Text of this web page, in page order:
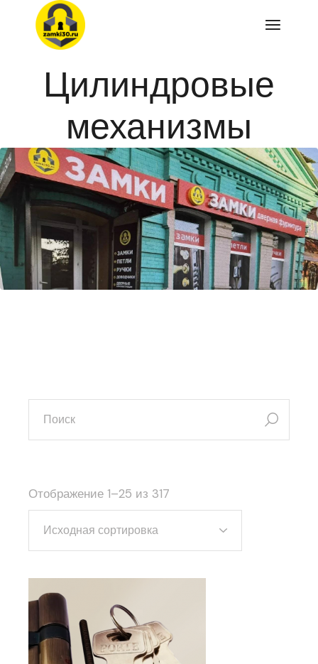
Перейти
содержимому
Цилиндровые
механизмы
искать:
Отображение 1–25 из 317
Исходная сортировка